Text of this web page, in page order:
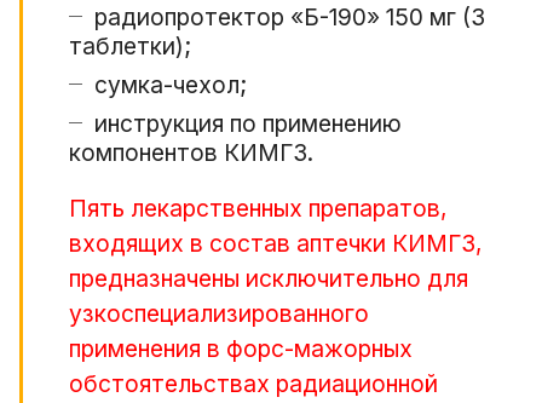
радиопротектор «Б-190» 150 мг (3
таблетки);
сумка-чехол;
инструкция по применению
компонентов КИМГЗ.
Пять лекарственных препаратов,
входящих в состав аптечки КИМГЗ,
предназначены исключительно для
узкоспециализированного
применения в форс-мажорных
обстоятельствах радиационной